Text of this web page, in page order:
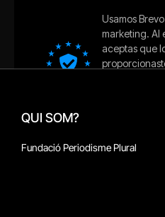
QUI SOM?
Fundació Periodisme Plural